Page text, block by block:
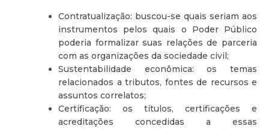
Contratualização: buscou-se quais seriam aos
instrumentos pelos quais o Poder Público
poderia formalizar suas relações de parceria
com as organizações da sociedade civil;
Sustentabilidade econômica: os temas
relacionados a tributos, fontes de recursos e
assuntos correlatos;
Certificação: os títulos, certificações e
acreditações concedidas a essas